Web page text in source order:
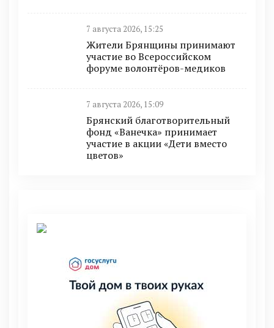
7 августа 2026, 15:25
Жители Брянщины принимают
участие во Всероссийском
форуме волонтёров-медиков
7 августа 2026, 15:09
Брянский благотворительный
фонд «Ванечка» принимает
участие в акции «Дети вместо
цветов»